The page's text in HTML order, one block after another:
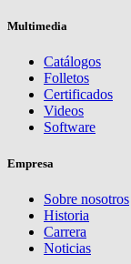
Multimedia
Catálogos
Folletos
Certificados
Videos
Software
Empresa
Sobre nosotros
Historia
Carrera
Noticias